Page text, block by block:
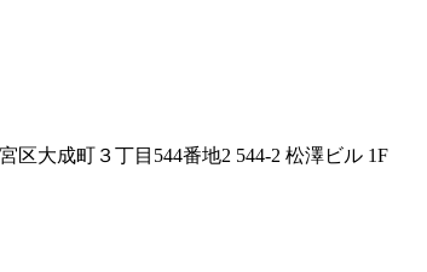
区大成町３丁目544番地2 544-2 松澤ビル 1F